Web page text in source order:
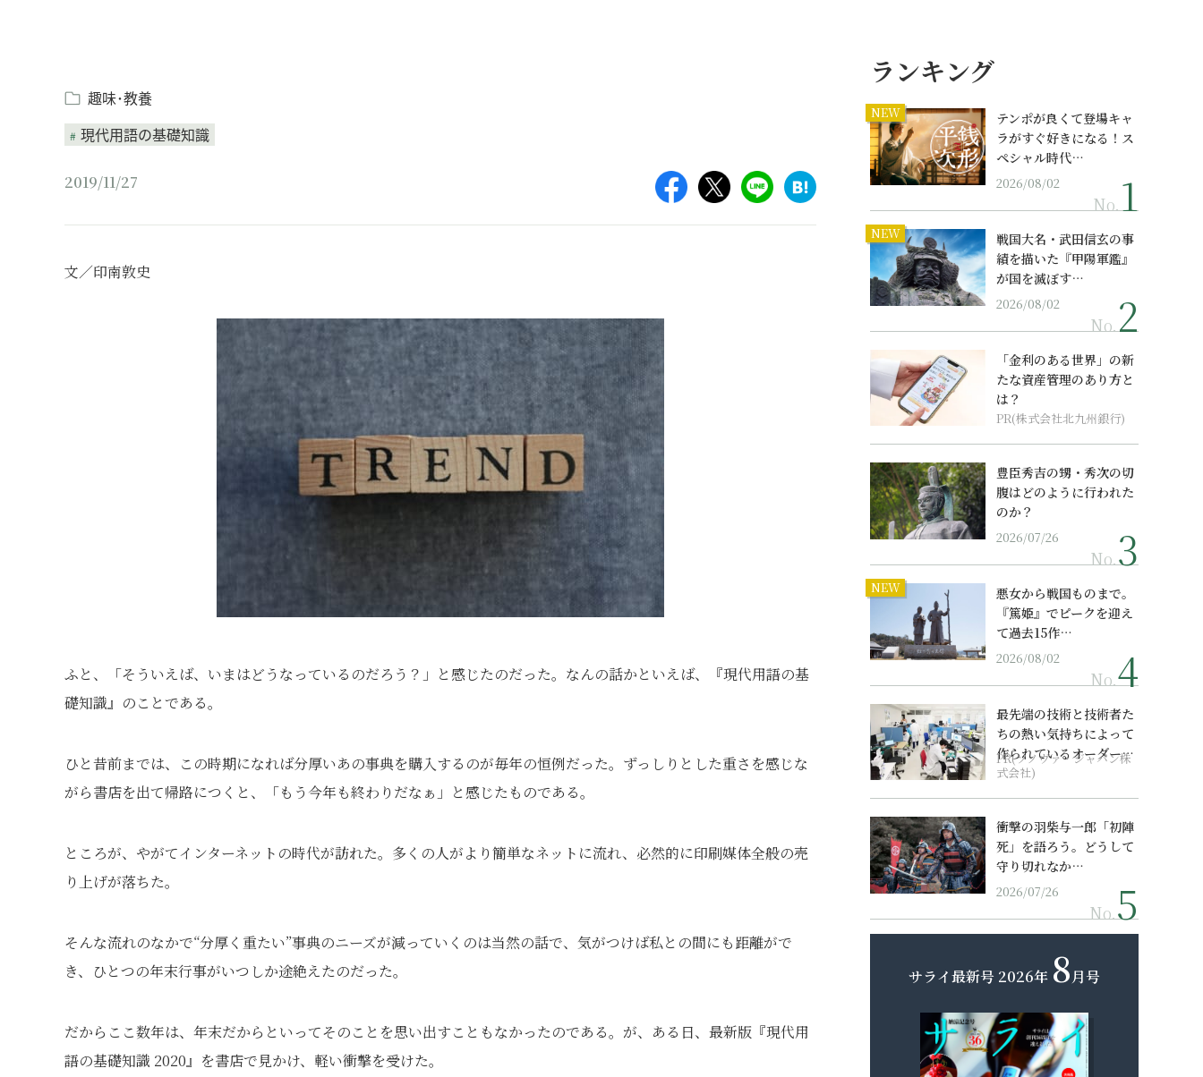
趣味･教養
現代用語の基礎知識
2019/11/27
文／印南敦史
ふと、「そういえば、いまはどうなっているのだろう？」と感じたのだった。なんの話かといえば、『現代用語の基
礎知識』のことである。
ひと昔前までは、この時期になれば分厚いあの事典を購入するのが毎年の恒例だった。ずっしりとした重さを感じな
がら書店を出て帰路につくと、「もう今年も終わりだなぁ」と感じたものである。
ところが、やがてインターネットの時代が訪れた。多くの人がより簡単なネットに流れ、必然的に印刷媒体全般の売
り上げが落ちた。
そんな流れのなかで“分厚く重たい”事典のニーズが減っていくのは当然の話で、気がつけば私との間にも距離がで
き、ひとつの年末行事がいつしか途絶えたのだった。
だからここ数年は、年末だからといってそのことを思い出すこともなかったのである。が、ある日、最新版『現代用
語の基礎知識 2020』を書店で見かけ、軽い衝撃を受けた。
ランキング
NEW
テンポが良くて登場キャ
ラがすぐ好きになる！ス
ペシャル時代…
2026/08/02
No.
NEW
戦国大名・武田信玄の事
績を描いた『甲陽軍鑑』
が国を滅ぼす…
2026/08/02
No.
「金利のある世界」の新
たな資産管理のあり方と
は？
PR(株式会社北九州銀行)
豊臣秀吉の甥・秀次の切
腹はどのように行われた
のか？
2026/07/26
No.
NEW
悪女から戦国ものまで。
『篤姫』でピークを迎え
て過去15作…
2026/08/02
No.
最先端の技術と技術者た
ちの熱い気持ちによって
作られているオーダーメ
イド補聴器
PR(ソノヴァ・ジャパン株
式会社)
衝撃の羽柴与一郎「初陣
死」を語ろう。どうして
守り切れなか…
2026/07/26
No.
サライ最新号 2026年 8月号